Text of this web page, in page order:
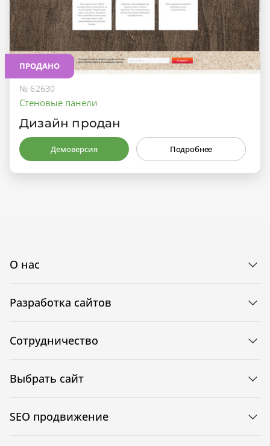
ПРОДАНО
№ 62630
Стеновые панели
Дизайн продан
Демоверсия Подробнее
О нас
Разработка сайтов
Сотрудничество
Выбрать сайт
SEO продвижение